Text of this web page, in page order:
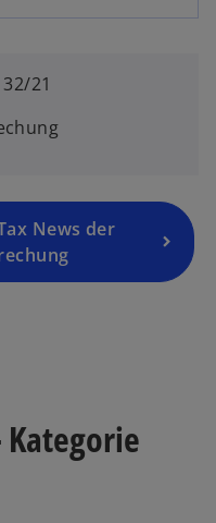
21
News der
Kategorie